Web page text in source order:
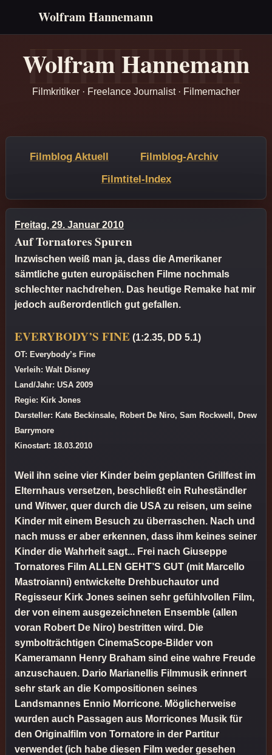
Wolfram Hannemann
Wolfram Hannemann
Filmkritiker · Freelance Journalist · Filmemacher
Filmblog Aktuell
Filmblog-Archiv
Filmtitel-Index
Freitag, 29. Januar 2010
Auf Tornatores Spuren
Inzwischen weiß man ja, dass die Amerikaner
sämtliche guten europäischen Filme nochmals
schlechter nachdrehen. Das heutige Remake hat mir
jedoch außerordentlich gut gefallen.
EVERYBODY’S FINE (1:2.35, DD 5.1)
OT: Everybody’s Fine
Verleih: Walt Disney
Land/Jahr: USA 2009
Regie: Kirk Jones
Darsteller: Kate Beckinsale, Robert De Niro, Sam Rockwell, Drew
Barrymore
Kinostart: 18.03.2010
Weil ihn seine vier Kinder beim geplanten Grillfest im
Elternhaus versetzen, beschließt ein Ruheständler
und Witwer, quer durch die USA zu reisen, um seine
Kinder mit einem Besuch zu überraschen. Nach und
nach muss er aber erkennen, dass ihm keines seiner
Kinder die Wahrheit sagt... Frei nach Giuseppe
Tornatores Film ALLEN GEHT’S GUT (mit Marcello
Mastroianni) entwickelte Drehbuchautor und
Regisseur Kirk Jones seinen sehr gefühlvollen Film,
der von einem ausgezeichneten Ensemble (allen
voran Robert De Niro) bestritten wird. Die
symbolträchtigen CinemaScope-Bilder von
Kameramann Henry Braham sind eine wahre Freude
anzuschauen. Dario Marianellis Filmmusik erinnert
sehr stark an die Kompositionen seines
Landsmannes Ennio Morricone. Möglicherweise
wurden auch Passagen aus Morricones Musik für
den Originalfilm von Tornatore in der Partitur
verwendet (ich habe diesen Film weder gesehen